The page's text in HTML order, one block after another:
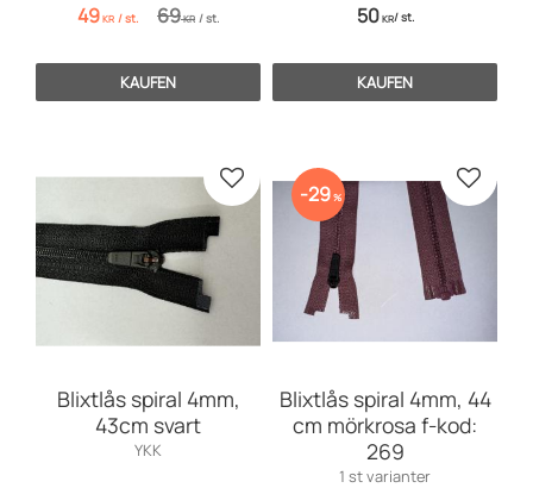
49KR /st. 69KR /st.
KAUFEN
50KR/st.
KAUFEN
Blixtlås spiral 4mm,
43cm svart
YKK
Zu Favoriten hinzufügen
Blixtlås spiral 4mm, 44
cm mörkrosa f-kod:
269
1 st varianter
29% Zu